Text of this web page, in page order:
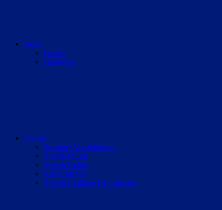
News
Games
Hardware
Twitch
Streamer Vorstellungen
Twitch Musik
Twitch Guide
Rise-Roleplay
Twitch Grafiken Dienstleister